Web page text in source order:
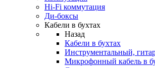
Hi-Fi коммутация
Ди-боксы
Кабели в бухтах
Назад
Кабели в бухтах
Инструментальный,
Микрофонный кабель в